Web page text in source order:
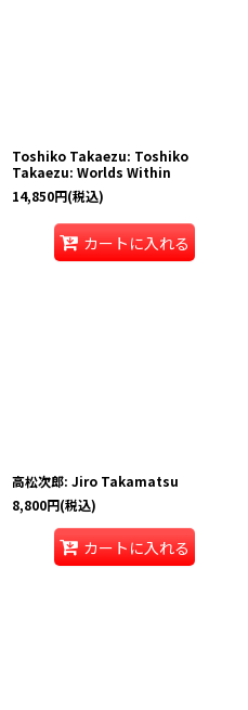
Toshiko Takaezu: Toshiko
Takaezu: Worlds Within
14,850円(税込)
カートに入れる
高松次郎: Jiro Takamatsu
8,800円(税込)
カートに入れる